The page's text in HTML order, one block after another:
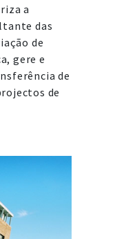
a
das
de
gere e
de
de